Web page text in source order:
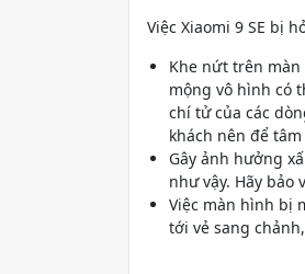
Việc Xiaomi 9 SE bị
Khe nứt trên
mộng vô hình có
chí tử của các
khách nên để
Gây ảnh hưởng
như vậy. Hãy bảo
Việc màn hình bị
tới vẻ sang